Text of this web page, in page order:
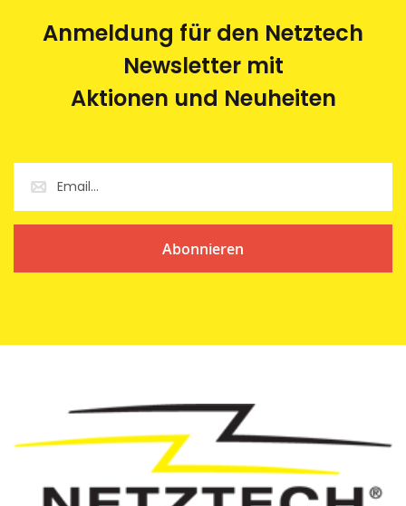
Anmeldung für den Netztech
Newsletter mit
Aktionen und Neuheiten
Abonnieren